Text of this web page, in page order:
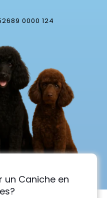
0000 124
un Caniche en